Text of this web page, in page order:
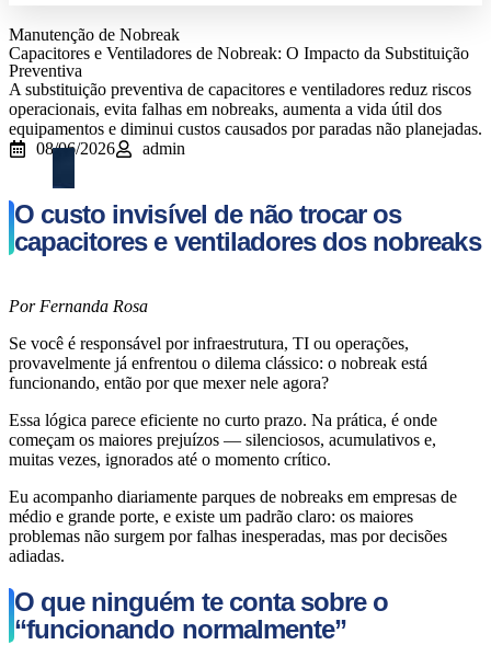
Manutenção de Nobreak
Capacitores e Ventiladores de Nobreak: O Impacto da Substituição
Preventiva
A substituição preventiva de capacitores e ventiladores reduz riscos
operacionais, evita falhas em nobreaks, aumenta a vida útil dos
equipamentos e diminui custos causados por paradas não planejadas.
08/06/2026
admin
O custo invisível de não trocar os
capacitores e ventiladores dos nobreaks
Por Fernanda Rosa
Se você é responsável por infraestrutura, TI ou operações,
provavelmente já enfrentou o dilema clássico: o nobreak está
funcionando, então por que mexer nele agora?
Essa lógica parece eficiente no curto prazo. Na prática, é onde
começam os maiores prejuízos — silenciosos, acumulativos e,
muitas vezes, ignorados até o momento crítico.
Eu acompanho diariamente parques de nobreaks em empresas de
médio e grande porte, e existe um padrão claro: os maiores
problemas não surgem por falhas inesperadas, mas por decisões
adiadas.
O que ninguém te conta sobre o
“funcionando normalmente”